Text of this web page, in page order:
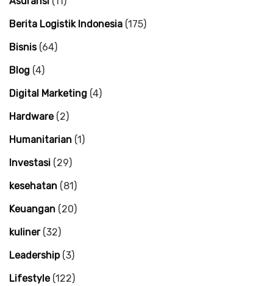
Berita Logistik Indonesia (175)
Bisnis(64)
Blog (4)
Digital Marketing (4)
Hardware(2)
Humanitarian (1)
Investasi (29)
kesehatan (81)
Keuangan (20)
kuliner(32)
Leadership(3)
Lifestyle(122)